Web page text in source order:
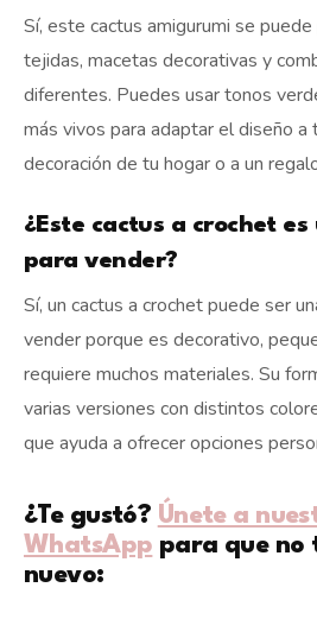
Sí, este cactus amigurumi se
tejidas, macetas decorativas y
diferentes. Puedes usar tonos
más vivos para adaptar el diseño a
decoración de tu hogar o a un
¿Este cactus a crochet
para vender?
Sí, un cactus a crochet puede ser
vender porque es decorativo,
requiere muchos materiales. Su
varias versiones con distintos
que ayuda a ofrecer opciones
¿Te gustó? Únete a
WhatsApp para que no
nuevo: